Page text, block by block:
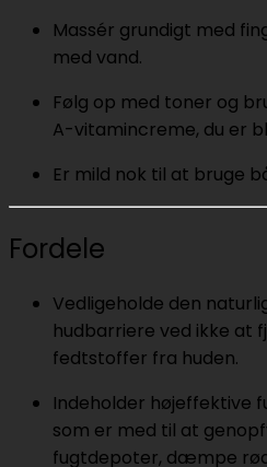
Massér grundigt med
med vand.
Følg op med toner og
A-vitamincreme, du er
Er mild nok til at bruge
Fordele
Vedligeholde den
hudbarriere ved ikke at
fedtstoffer fra huden.
Indeholder højeffektive
som er med til at
fugtdepoter, dæmpe